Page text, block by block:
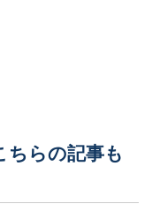
ちらの記事も